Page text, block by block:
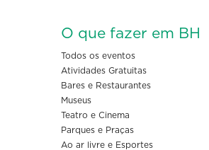
O que fazer em BH
Todos os eventos
Atividades Gratuitas
Bares e Restaurantes
Museus
Teatro e Cinema
Parques e Praças
Ao ar livre e Esportes